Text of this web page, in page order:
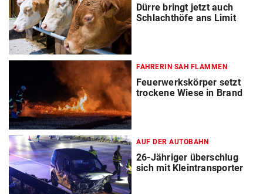
Dürre bringt jetzt auch
Schlachthöfe ans Limit
FAHRERIN SAH FLAMMEN
Feuerwerkskörper setzt
trockene Wiese in Brand
AUF DER AUTOBAHN
26-Jähriger überschlug
sich mit Kleintransporter